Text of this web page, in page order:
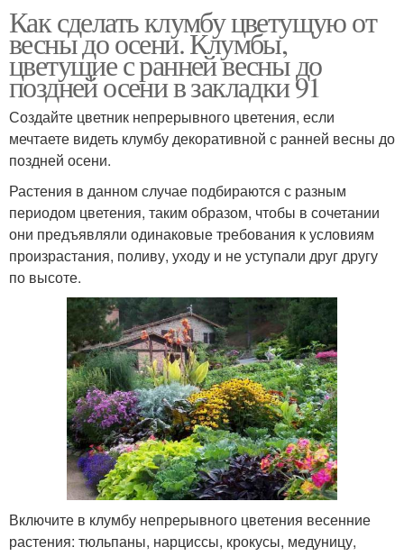
Как сделать клумбу цветущую от
весны до осени. Клумбы,
цветущие с ранней весны до
поздней осени в закладки 91
Создайте цветник непрерывного цветения, если
мечтаете видеть клумбу декоративной с ранней весны до
поздней осени.
Растения в данном случае подбираются с разным
периодом цветения, таким образом, чтобы в сочетании
они предъявляли одинаковые требования к условиям
произрастания, поливу, уходу и не уступали друг другу
по высоте.
Включите в клумбу непрерывного цветения весенние
растения: тюльпаны, нарциссы, крокусы, медуницу,